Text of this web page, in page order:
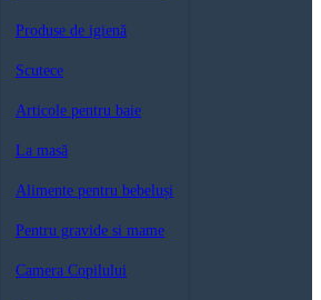
Produse de igienă
Scutece
Articole pentru baie
La masă
Alimente pentru bebeluși
Pentru gravide si mame
Camera Copilului